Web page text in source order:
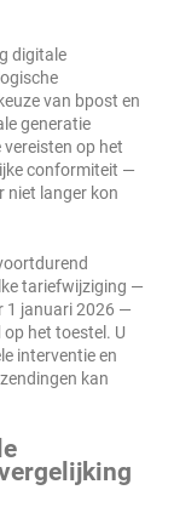
digitale
van bpost en
generatie
op het
conformiteit —
niet langer kon
tariefwijziging —
1 januari 2026 —
op het toestel. U
interventie en
kan